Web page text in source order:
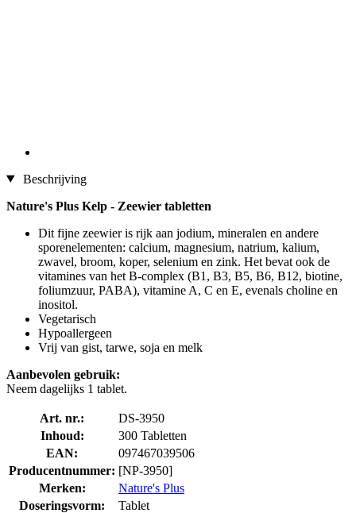
Beschrijving
Nature's Plus Kelp - Zeewier tabletten
Dit fijne zeewier is rijk aan jodium, mineralen en andere
sporenelementen: calcium, magnesium, natrium, kalium,
zwavel, broom, koper, selenium en zink. Het bevat ook de
vitamines van het B-complex (B1, B3, B5, B6, B12, biotine,
foliumzuur, PABA), vitamine A, C en E, evenals choline en
inositol.
Vegetarisch
Hypoallergeen
Vrij van gist, tarwe, soja en melk
Aanbevolen gebruik:
Neem dagelijks 1 tablet.
Art. nr.:
DS-3950
Inhoud:
300 Tabletten
EAN:
097467039506
Producentnummer: [NP-3950]
Merken:
Nature's Plus
Doseringsvorm:
Tablet